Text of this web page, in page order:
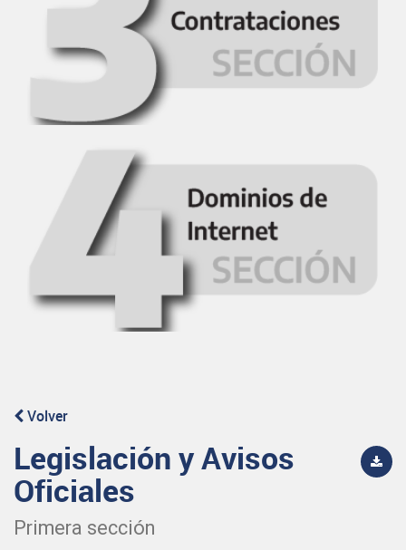
Volver
Legislación y Avisos
Oficiales
Primera sección